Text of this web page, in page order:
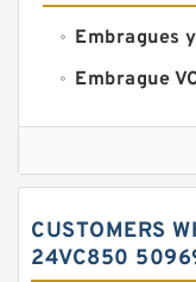
Embragues
Embrague
Embragues
CUSTOMERS
24VC850